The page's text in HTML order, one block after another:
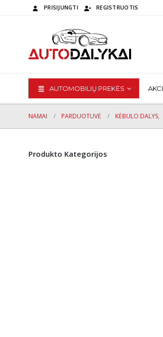
PRISIJUNGTI REGISTRUOTIS
AUTOMOBILIŲ PREKĖS
NAMAI PARDUOTUVĖ KĖBULO DALYS,
Produkto Kategorijos